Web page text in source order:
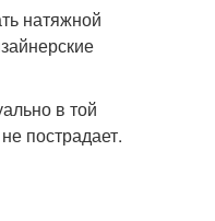
натяжной
в той
пострадает.